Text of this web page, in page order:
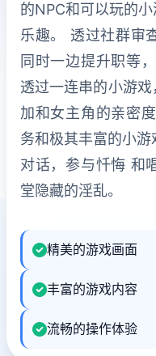
的NPC和可以玩的
乐趣。 透过社群审
同时一边提升职等
透过一连串的小游
加和女主角的亲密
务和极其丰富的小
对话，参与忏悔 和
堂隐藏的淫乱。
精美的游戏画面
丰富的游戏内容
流畅的操作体验